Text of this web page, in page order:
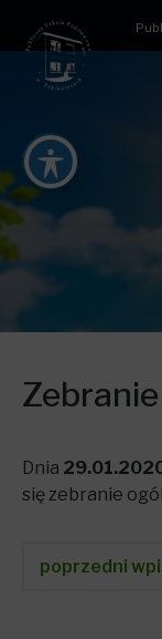
Dnia
się zebranie
poprzedni